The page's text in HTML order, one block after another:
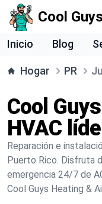
Cool Guys
Inicio Blog
Hogar PR
Cool
HVAC
Reparación e
Puerto Rico. Disfruta
emergencia 24/7 de
Cool Guys Heating &